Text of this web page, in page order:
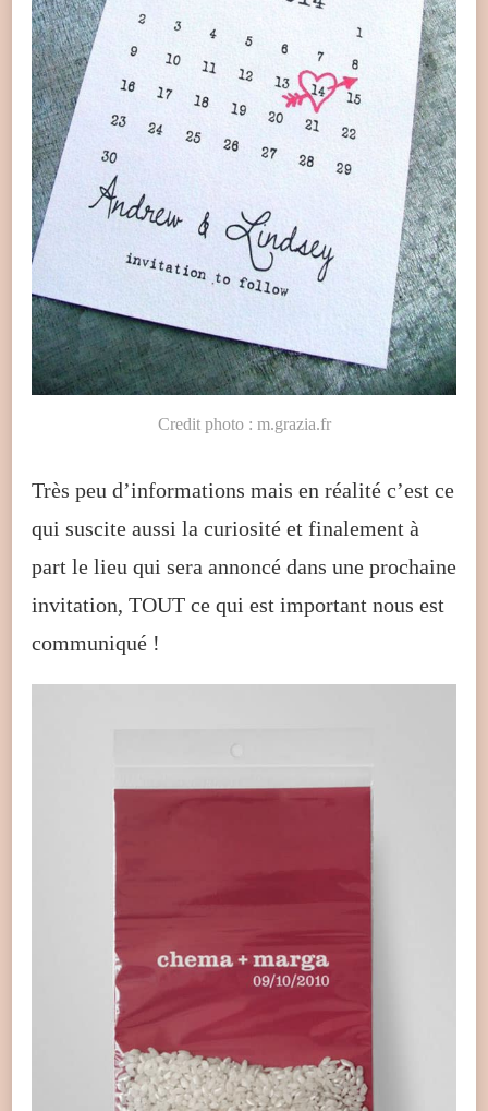
Credit photo : m.grazia.fr
Très peu d’informations mais en réalité c’est ce
qui suscite aussi la curiosité et finalement à
part le lieu qui sera annoncé dans une prochaine
invitation, TOUT ce qui est important nous est
communiqué !